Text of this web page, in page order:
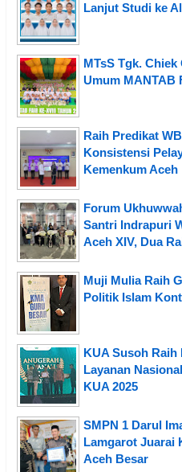
Lanjut Studi ke
MTsS Tgk.
Umum MANTAB
Raih Predikat
Konsistensi
Kemenkum Aceh
Forum
Santri Indrapuri
Aceh XIV, Dua
Muji Mulia Raih
Politik Islam
KUA Susoh
Layanan
KUA 2025
SMPN 1 Darul
Lamgarot Juarai
Aceh Besar